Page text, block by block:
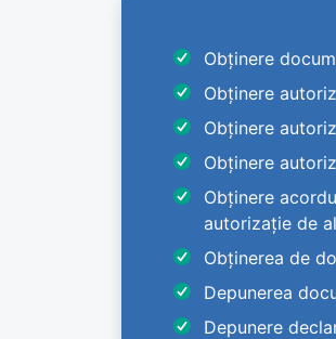
Obținere
Obţinere
Obținere
Obținere
Obținere
autorizație de
Obținerea de
Depunerea
Depunere